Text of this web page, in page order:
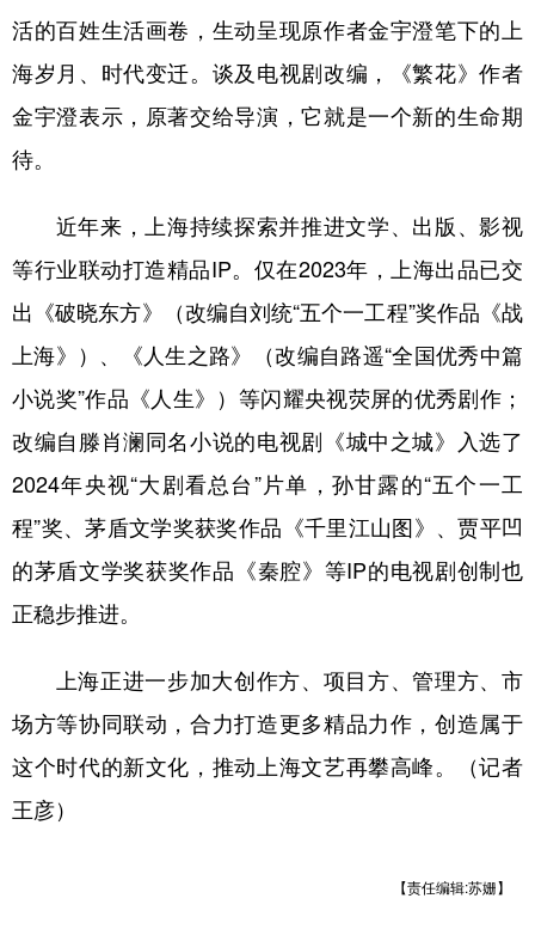
活的百姓生活画卷，生动呈现原作者金宇澄笔下的上
海岁月、时代变迁。谈及电视剧改编，《繁花》作者
金宇澄表示，原著交给导演，它就是一个新的生命期
待。
近年来，上海持续探索并推进文学、出版、影视
等行业联动打造精品IP。仅在2023年，上海出品已交
出《破晓东方》（改编自刘统“五个一工程”奖作品《战
上海》）、《人生之路》（改编自路遥“全国优秀中篇
小说奖”作品《人生》）等闪耀央视荧屏的优秀剧作；
改编自滕肖澜同名小说的电视剧《城中之城》入选了
2024年央视“大剧看总台”片单，孙甘露的“五个一工
程”奖、茅盾文学奖获奖作品《千里江山图》、贾平凹
的茅盾文学奖获奖作品《秦腔》等IP的电视剧创制也
正稳步推进。
上海正进一步加大创作方、项目方、管理方、市
场方等协同联动，合力打造更多精品力作，创造属于
这个时代的新文化，推动上海文艺再攀高峰。（记者
王彦）
【责任编辑:苏姗】